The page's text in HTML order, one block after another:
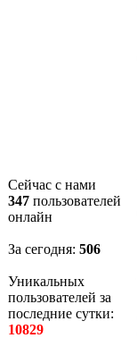
Сейчас с нами
347 пользователей
онлайн
За сегодня: 506
Уникальных
пользователей за
последние сутки:
10829